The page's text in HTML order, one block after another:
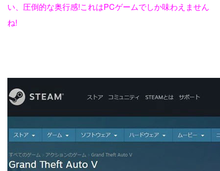
い、圧倒的な奥行感!これはPCゲームでしか味わえません
ね!